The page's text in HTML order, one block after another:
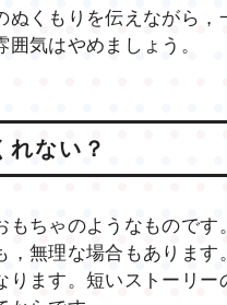
くもりを伝えながら
気はやめましょう。
ない？
ちゃのようなものです。
無理な場合もあります。
ます。短いストーリー